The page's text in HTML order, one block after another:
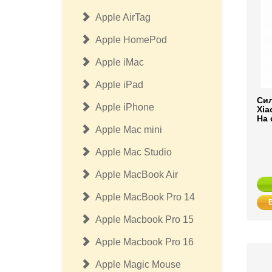
Apple AirTag
Apple HomePod
Apple iMac
Apple iPad
Apple iPhone
Apple Mac mini
Apple Mac Studio
Apple MacBook Air
Apple MacBook Pro 14
Apple Macbook Pro 15
Apple Macbook Pro 16
Apple Magic Mouse
На